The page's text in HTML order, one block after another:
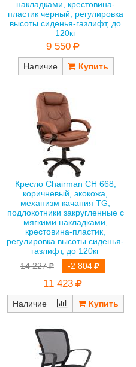
накладками, крестовина-
пластик черный, регулировка
высоты сиденья-газлифт, до
120кг
9 550
Наличие
Кресло Chairman CH 668,
коричневый, экокожа,
механизм качания TG,
подлокотники закругленные с
мягкими накладками,
крестовина-пластик,
регулировка высоты сиденья-
газлифт, до 120кг
14 227
-2 804
11 423
Наличие